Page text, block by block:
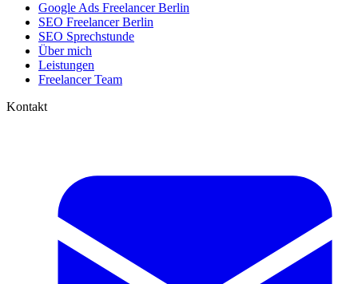
Google Ads Freelancer Berlin
SEO Freelancer Berlin
SEO Sprechstunde
Über mich
Leistungen
Freelancer Team
Kontakt